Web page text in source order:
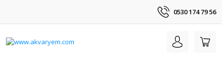
0530 174 79 56